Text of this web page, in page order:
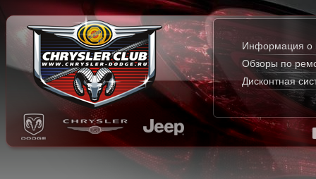
Информация о
Обзоры по
Дисконтная